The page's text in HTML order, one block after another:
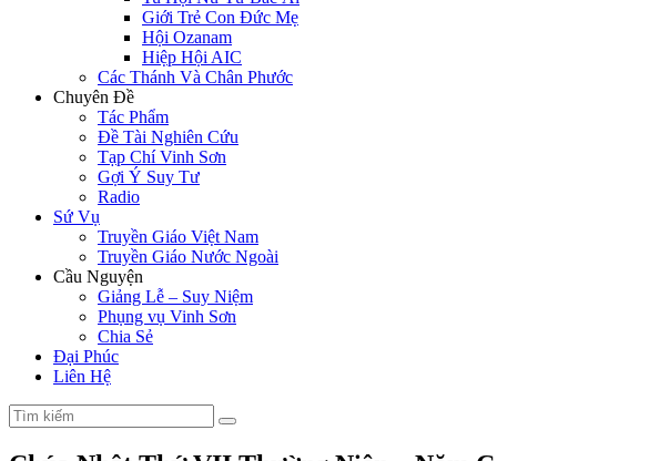
Giới Trẻ Con Đức Mẹ
Hội Ozanam
Hiệp Hội AIC
Các Thánh Và Chân Phước
Chuyên Đề
Tác Phẩm
Đề Tài Nghiên Cứu
Tạp Chí Vinh Sơn
Gợi Ý Suy Tư
Radio
Sứ Vụ
Truyền Giáo Việt Nam
Truyền Giáo Nước Ngoài
Cầu Nguyện
Giảng Lễ – Suy Niệm
Phụng vụ Vinh Sơn
Chia Sẻ
Đại Phúc
Liên Hệ